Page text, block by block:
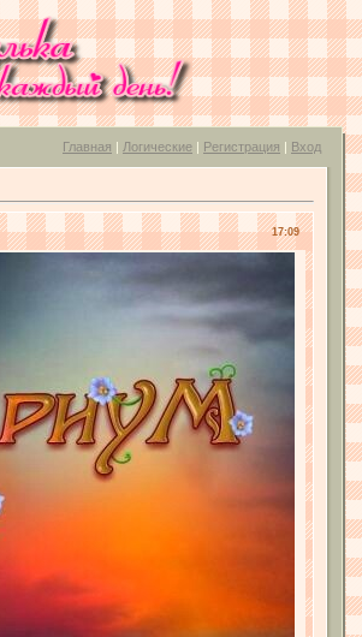
Главная | Логические | Регистрация | Вход
17:09